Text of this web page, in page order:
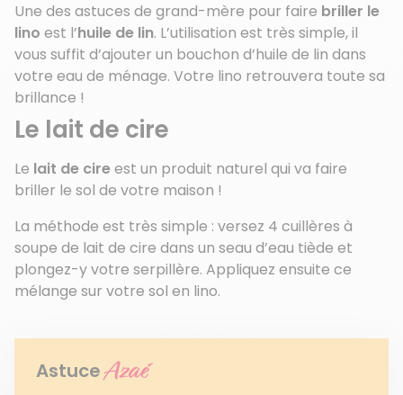
Une des astuces de grand-mère pour faire briller le
lino est l’huile de lin. L’utilisation est très simple, il
vous suffit d’ajouter un bouchon d’huile de lin dans
votre eau de ménage. Votre lino retrouvera toute sa
brillance !
Le lait de cire
Le lait de cireest un produit naturel qui va faire
briller le sol de votre maison !
La méthode est très simple : versez 4 cuillères à
soupe de lait de cire dans un seau d’eau tiède et
plongez-y votre serpillère. Appliquez ensuite ce
mélange sur votre sol en lino.
Astuce Azaé